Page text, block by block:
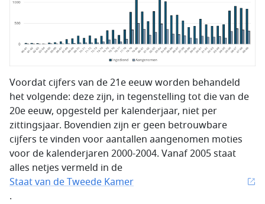
Voordat cijfers van de 21e eeuw worden behandeld
het volgende: deze zijn, in tegenstelling tot die van de
20e eeuw, opgesteld per kalenderjaar, niet per
zittingsjaar. Bovendien zijn er geen betrouwbare
cijfers te vinden voor aantallen aangenomen moties
voor de kalenderjaren 2000-2004. Vanaf 2005 staat
alles netjes vermeld in de
Staat van de Tweede Kamer
.